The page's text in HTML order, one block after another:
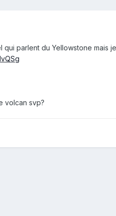
parlent du Yellowstone mais
volcan svp?